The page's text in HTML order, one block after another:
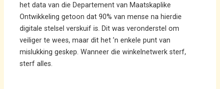
het data van die Departement van Maatskaplike
Ontwikkeling getoon dat 90% van mense na hierdie
digitale stelsel verskuif is. Dit was veronderstel om
veiliger te wees, maar dit het ’n enkele punt van
mislukking geskep. Wanneer die winkelnetwerk sterf,
sterf alles.